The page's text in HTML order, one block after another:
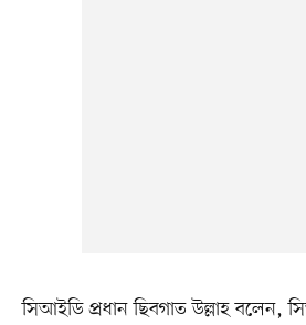
সিআইডি প্রধান ছিবগাত উল্লাহ